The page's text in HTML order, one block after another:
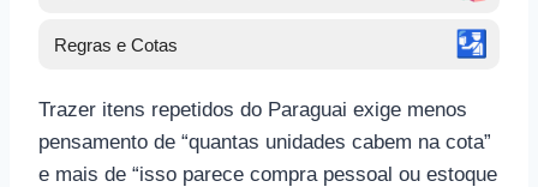
Regras e Cotas 🛂
Trazer itens repetidos do Paraguai exige menos
pensamento de “quantas unidades cabem na cota”
e mais de “isso parece compra pessoal ou estoque